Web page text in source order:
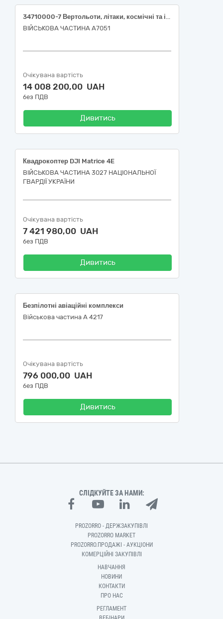
34710000-7 Вертольоти, літаки, космічні та інші літальні апарати з двигуном (Квадрокоптер DJI Matrice 4T в комплекті (техніка спеціального призначення))
ВІЙСЬКОВА ЧАСТИНА А7051
Очікувана вартість
14 008 200,00 UAH
без ПДВ
Дивитись
Квадрокоптер DJI Matrice 4E
ВІЙСЬКОВА ЧАСТИНА 3027 НАЦІОНАЛЬНОЇ
ГВАРДІЇ УКРАЇНИ
Очікувана вартість
7 421 980,00 UAH
без ПДВ
Дивитись
Безпілотні авіаційні комплекси
Військова частина А 4217
Очікувана вартість
796 000,00 UAH
без ПДВ
Дивитись
СЛІДКУЙТЕ ЗА НАМИ:
PROZORRO - ДЕРЖЗАКУПІВЛІ
PROZORRO MARKET
PROZORRO.ПРОДАЖІ - АУКЦІОНИ
КОМЕРЦІЙНІ ЗАКУПІВЛІ
НАВЧАННЯ
НОВИНИ
КОНТАКТИ
ПРО НАС
РЕГЛАМЕНТ